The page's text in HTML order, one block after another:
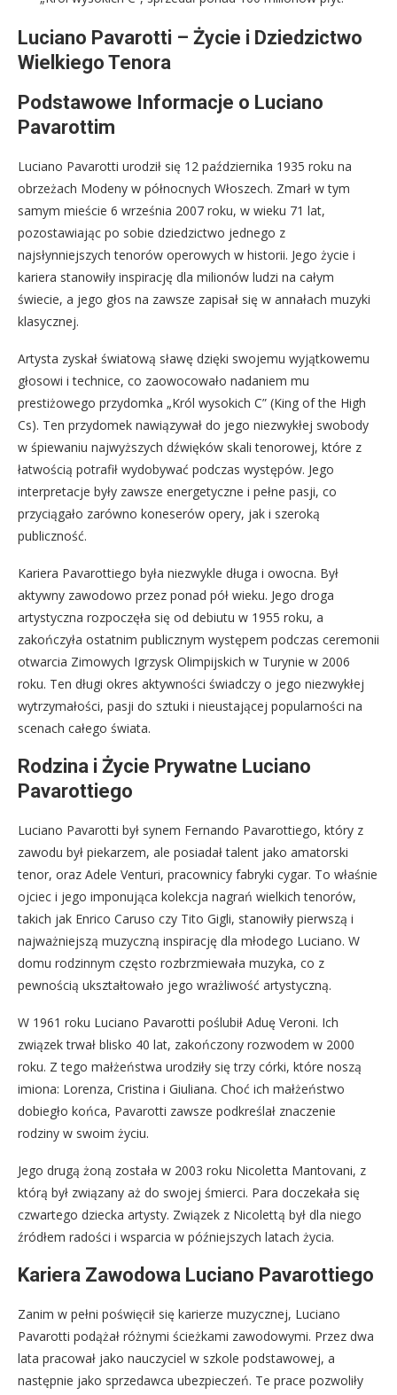
Luciano Pavarotti – Życie i Dziedzictwo
Wielkiego Tenora
Podstawowe Informacje o Luciano
Pavarottim
Luciano Pavarotti urodził się 12 października 1935 roku na
obrzeżach Modeny w północnych Włoszech. Zmarł w tym
samym mieście 6 września 2007 roku, w wieku 71 lat,
pozostawiając po sobie dziedzictwo jednego z
najsłynniejszych tenorów operowych w historii. Jego życie i
kariera stanowiły inspirację dla milionów ludzi na całym
świecie, a jego głos na zawsze zapisał się w annałach muzyki
klasycznej.
Artysta zyskał światową sławę dzięki swojemu wyjątkowemu
głosowi i technice, co zaowocowało nadaniem mu
prestiżowego przydomka „Król wysokich C” (King of the High
Cs). Ten przydomek nawiązywał do jego niezwykłej swobody
w śpiewaniu najwyższych dźwięków skali tenorowej, które z
łatwością potrafił wydobywać podczas występów. Jego
interpretacje były zawsze energetyczne i pełne pasji, co
przyciągało zarówno koneserów opery, jak i szeroką
publiczność.
Kariera Pavarottiego była niezwykle długa i owocna. Był
aktywny zawodowo przez ponad pół wieku. Jego droga
artystyczna rozpoczęła się od debiutu w 1955 roku, a
zakończyła ostatnim publicznym występem podczas ceremonii
otwarcia Zimowych Igrzysk Olimpijskich w Turynie w 2006
roku. Ten długi okres aktywności świadczy o jego niezwykłej
wytrzymałości, pasji do sztuki i nieustającej popularności na
scenach całego świata.
Rodzina i Życie Prywatne Luciano
Pavarottiego
Luciano Pavarotti był synem Fernando Pavarottiego, który z
zawodu był piekarzem, ale posiadał talent jako amatorski
tenor, oraz Adele Venturi, pracownicy fabryki cygar. To właśnie
ojciec i jego imponująca kolekcja nagrań wielkich tenorów,
takich jak Enrico Caruso czy Tito Gigli, stanowiły pierwszą i
najważniejszą muzyczną inspirację dla młodego Luciano. W
domu rodzinnym często rozbrzmiewała muzyka, co z
pewnością ukształtowało jego wrażliwość artystyczną.
W 1961 roku Luciano Pavarotti poślubił Aduę Veroni. Ich
związek trwał blisko 40 lat, zakończony rozwodem w 2000
roku. Z tego małżeństwa urodziły się trzy córki, które noszą
imiona: Lorenza, Cristina i Giuliana. Choć ich małżeństwo
dobiegło końca, Pavarotti zawsze podkreślał znaczenie
rodziny w swoim życiu.
Jego drugą żoną została w 2003 roku Nicoletta Mantovani, z
którą był związany aż do swojej śmierci. Para doczekała się
czwartego dziecka artysty. Związek z Nicolettą był dla niego
źródłem radości i wsparcia w późniejszych latach życia.
Kariera Zawodowa Luciano Pavarottiego
Zanim w pełni poświęcił się karierze muzycznej, Luciano
Pavarotti podążał różnymi ścieżkami zawodowymi. Przez dwa
lata pracował jako nauczyciel w szkole podstawowej, a
następnie jako sprzedawca ubezpieczeń. Te prace pozwoliły